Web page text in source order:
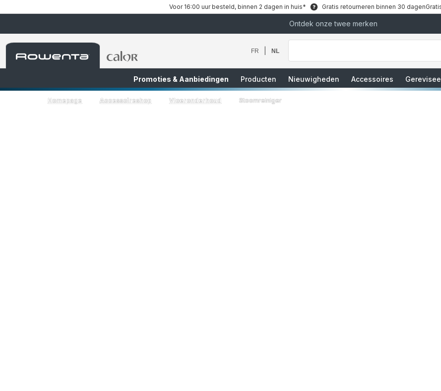
Voor 16:00 uur besteld, binnen 2 dagen in huis* Gratis retourneren binnen 30 dagen
Ontdek onze twee merken
Rowenta-
startpagina
Rowenta-
FR NL
Waar
bent
Promoties & Aanbiedingen
Producten Nieuwigheden Accessoires
Homepage Accessoireshop Vloeronderhoud Stoomreiniger